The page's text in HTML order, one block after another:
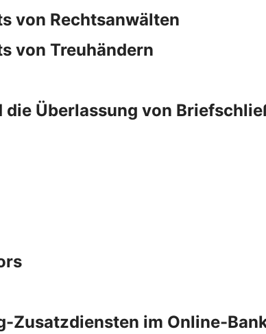
von Rechtsanwälten
von Treuhändern
Überlassung von
Zusatzdiensten im Online-